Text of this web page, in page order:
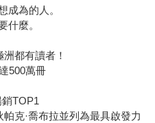
時特別避開連續假期等等
資料寄出後，迅速收到國
翰的風格了！正如他這次寫
待實現的現實。」而他真的
盡頭的咖啡館》也順順利利
成為的人。
什麼。
都有讀者！
500萬冊
TOP1
克·喬布拉並列為最具啟發力